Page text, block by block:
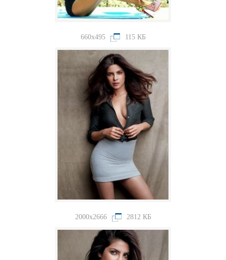
660x495 115 КБ
2000x2666 2812 КБ